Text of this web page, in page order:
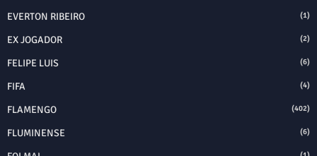
EVERTON RIBEIRO (1)
EX JOGADOR (2)
FELIPE LUIS (6)
FIFA (4)
FLAMENGO (402)
FLUMINENSE (6)